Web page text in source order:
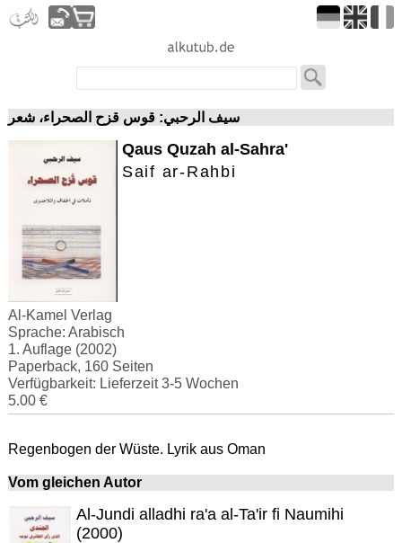
سيف الرحبي: قوس قزح الصحراء، شعر
Qaus Quzah al-Sahra'
Saif ar-Rahbi
Al-Kamel Verlag
Sprache: Arabisch
1. Auflage (2002)
Paperback, 160 Seiten
Verfügbarkeit: Lieferzeit 3-5 Wochen
5.00 €
Regenbogen der Wüste. Lyrik aus Oman
Vom gleichen Autor
Al-Jundi alladhi ra'a al-Ta'ir fi Naumihi
(2000)